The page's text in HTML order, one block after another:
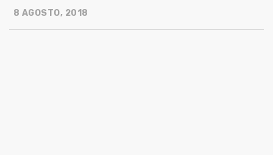
8 AGOSTO, 2018